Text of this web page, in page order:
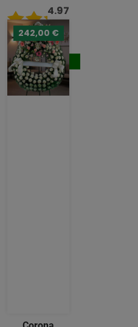
4.97
/ 5
236,00 €
Comprar
242,00 €